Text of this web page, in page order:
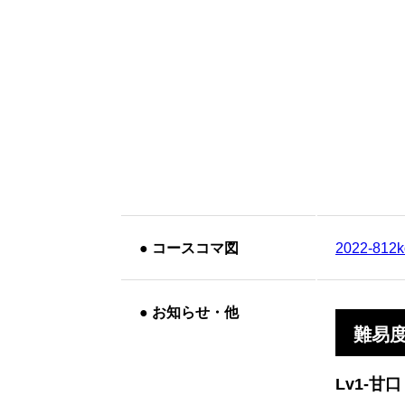
● コースコマ図 2022-
● お知らせ・他
難易
Lv1-甘口